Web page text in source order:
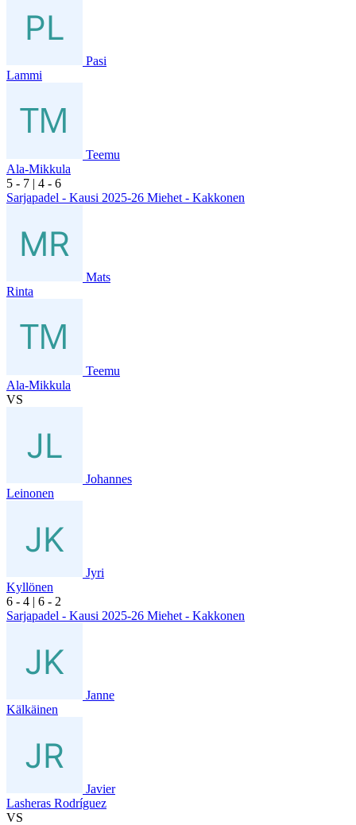
Pasi
Lammi
Teemu
Ala-Mikkula
5 - 7 | 4 - 6
Sarjapadel - Kausi 2025-26 Miehet - Kakkonen
Mats
Rinta
Teemu
Ala-Mikkula
VS
Johannes
Leinonen
Jyri
Kyllönen
6 - 4 | 6 - 2
Sarjapadel - Kausi 2025-26 Miehet - Kakkonen
Janne
Kälkäinen
Javier
Lasheras Rodríguez
VS